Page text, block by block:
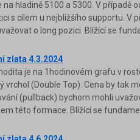
na hladině 5100 a 5300. V případě
s cílem u nejbližšího supportu. V
o long pozici. Blížící se
zlata 4.3.2024
je na 1hodinovém grafu v
(Double Top). Cena by tak
(pullback) bychom mohli
této formace. Blížící se